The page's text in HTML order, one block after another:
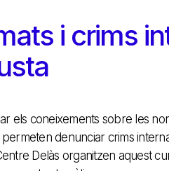
i crims
els coneixements sobre les
denunciar crims
Delàs organitzen aquest